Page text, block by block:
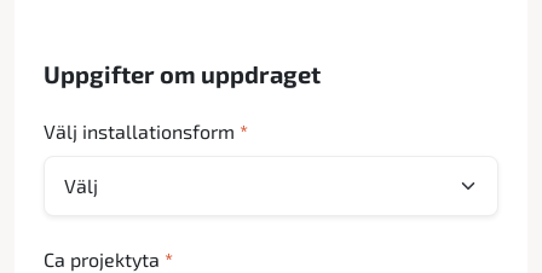
Uppgifter om uppdraget
Välj installationsform *
Ca projektyta *